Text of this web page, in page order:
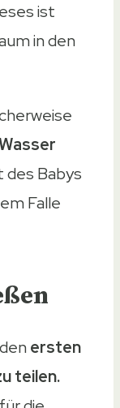
ist
in den
des Babys
Falle
ersten
teilen.